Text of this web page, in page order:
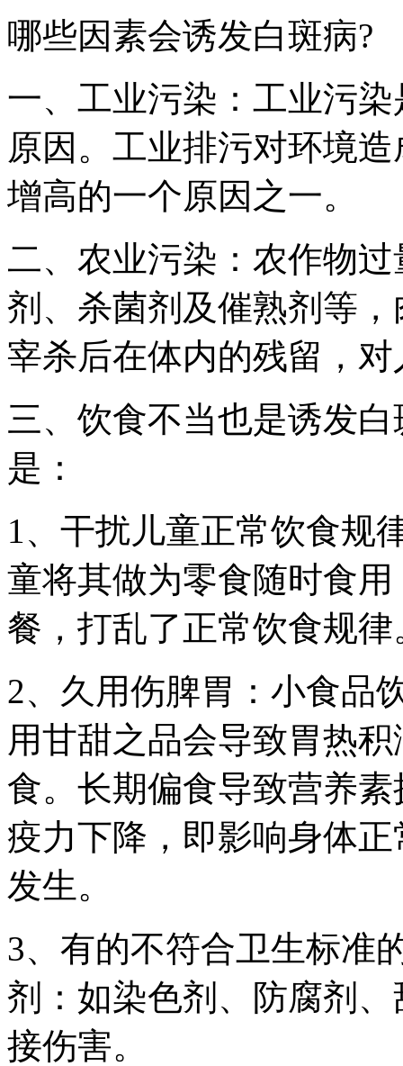
哪些因素会诱发白斑病?
一、工业污染：工业污
原因。工业排污对环境
增高的一个原因之一。
二、农业污染：农作物
剂、杀菌剂及催熟剂等
宰杀后在体内的残留，
三、饮食不当也是诱发
是：
1、干扰儿童正常饮食规
童将其做为零食随时食
餐，打乱了正常饮食规律
2、久用伤脾胃：小食品
用甘甜之品会导致胃热
食。长期偏食导致营养
疫力下降，即影响身体
发生。
3、有的不符合卫生标准
剂：如染色剂、防腐剂
接伤害。